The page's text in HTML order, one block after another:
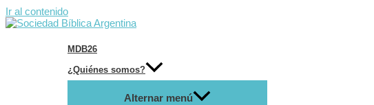
Ir al contenido
MDB26
¿Quiénes somos?
Alternar menú